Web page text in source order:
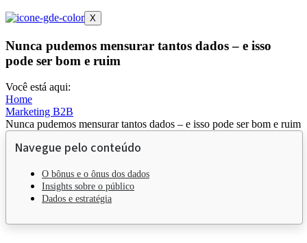
X
Nunca pudemos mensurar tantos dados – e isso
pode ser bom e ruim
Você está aqui:
Home
Marketing B2B
Nunca pudemos mensurar tantos dados – e isso pode ser bom e ruim
Navegue pelo conteúdo
O bônus e o ônus dos dados
Insights sobre o público
Dados e estratégia